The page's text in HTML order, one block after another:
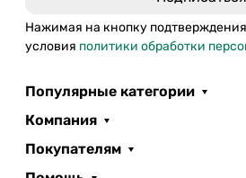
Нажимая на кнопку
условия политики обработки
Популярные категории
Компания
Покупателям